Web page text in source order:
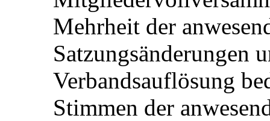
Mehrheit der
Satzungsänderungen
Verbandsauflösung
Stimmen der